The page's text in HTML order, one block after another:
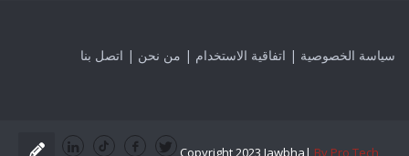
سياسة الخصوصية | اتفاقية الاستخدام | من نحن | اتصل بنا
Copyright 2023 Jawbha| By Pro Tech